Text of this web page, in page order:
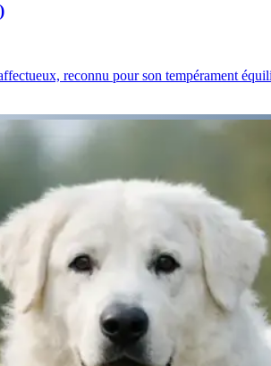
reconnu pour son tempérament